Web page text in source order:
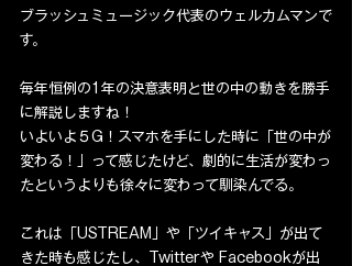
ブラッシュミュージック代表のウェルカムマンで
す。
毎年恒例の1年の決意表明と世の中の動きを勝手
に解説しますね！
いよいよ５G！スマホを手にした時に「世の中が
変わる！」って感じたけど、劇的に生活が変わっ
たというよりも徐々に変わって馴染んでる。
これは「USTREAM」や「ツイキャス」が出て
きた時も感じたし、Twitterや Facebookが出